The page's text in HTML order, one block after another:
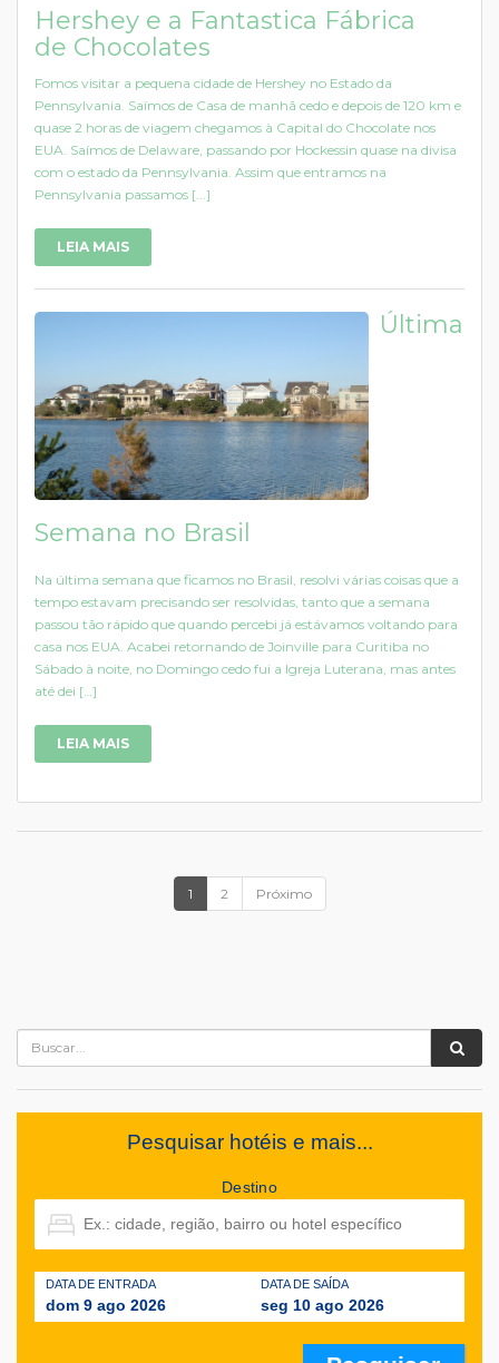
Hershey e a Fantastica Fábrica
de Chocolates
Fomos visitar a pequena cidade de Hershey no Estado da
Pennsylvania. Saímos de Casa de manhã cedo e depois de 120 km e
quase 2 horas de viagem chegamos à Capital do Chocolate nos
EUA. Saímos de Delaware, passando por Hockessin quase na divisa
com o estado da Pennsylvania. Assim que entramos na
Pennsylvania passamos [...]
LEIA MAIS
Última
Semana no Brasil
Na última semana que ficamos no Brasil, resolvi várias coisas que a
tempo estavam precisando ser resolvidas, tanto que a semana
passou tão rápido que quando percebi já estávamos voltando para
casa nos EUA. Acabei retornando de Joinville para Curitiba no
Sábado à noite, no Domingo cedo fui a Igreja Luterana, mas antes
até dei […]
LEIA MAIS
1 2 Próximo
Pesquisar hotéis e mais...
Destino
DATA DE ENTRADA
dom 9 ago 2026
DATA DE SAÍDA
seg 10 ago 2026